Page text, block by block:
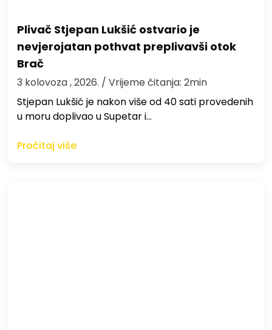
Plivač Stjepan Lukšić ostvario je
nevjerojatan pothvat preplivavši otok
Brač
3 kolovoza , 2026. / Vrijeme čitanja: 2min
St​jepan Lukšić je nakon više od 40 sati provedenih
u moru doplivao u Supetar i…
Pročitaj više